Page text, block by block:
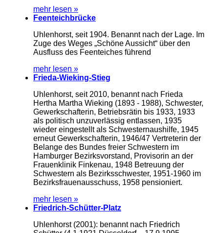
mehr lesen »
Feenteichbrücke
Uhlenhorst, seit 1904. Benannt nach der Lage. Im
Zuge des Weges „Schöne Aussicht“ über den
Ausfluss des Feenteiches führend
mehr lesen »
Frieda-Wieking-Stieg
Uhlenhorst, seit 2010, benannt nach Frieda
Hertha Martha Wieking (1893 - 1988), Schwester,
Gewerkschafterin, Betriebsrätin bis 1933, 1933
als politisch unzuverlässig entlassen, 1935
wieder eingestellt als Schwesternaushilfe, 1945
erneut Gewerkschafterin, 1946/47 Vertreterin der
Belange des Bundes freier Schwestern im
Hamburger Bezirksvorstand, Provisorin an der
Frauenklinik Finkenau, 1948 Betreuung der
Schwestern als Bezirksschwester, 1951-1960 im
Bezirksfrauenausschuss, 1958 pensioniert.
mehr lesen »
Friedrich-Schütter-Platz
Uhlenhorst (2001): benannt nach Friedrich